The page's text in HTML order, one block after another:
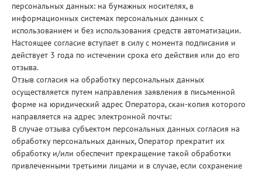
персональных данных: на бумажных носителях, в
информационных системах персональных данных с
использованием и без использования средств автоматизации.
Настоящее согласие вступает в силу с момента подписания и
действует 3 года по истечении срока его действия или до его
отзыва.
Отзыв согласия на обработку персональных данных
осуществляется путем направления заявления в письменной
форме на юридический адрес Оператора, скан-копия которого
направляется на адрес электронной почты:
В случае отзыва субъектом персональных данных согласия на
обработку персональных данных, Оператор прекратит их
обработку и/или обеспечит прекращение такой обработки
привлеченными третьими лицами и в случае, если сохранение